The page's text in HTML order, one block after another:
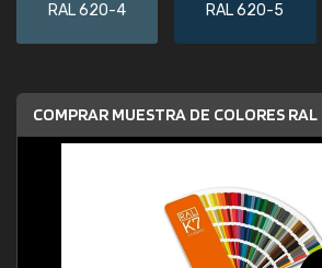
RAL 620-4 RAL 620-5
COMPRAR MUESTRA DE COLORES RAL